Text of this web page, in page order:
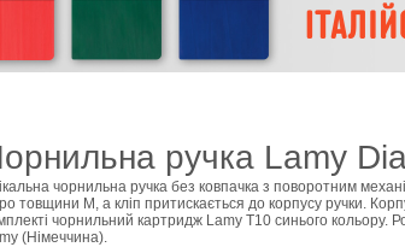
ручка Lamy
чорнильна ручка без ковпачка з поворотним
товщини M, а кліп притискається до корпусу ручки.
чорнильний картридж Lamy Т10 синього
(Німеччина).